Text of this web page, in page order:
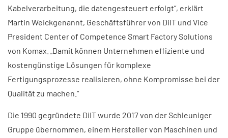
Kabelverarbeitung, die datengesteuert erfolgt“, erklärt
Martin Weickgenannt, Geschäftsführer von DiIT und Vice
President Center of Competence Smart Factory Solutions
von Komax. „Damit können Unternehmen effiziente und
kostengünstige Lösungen für komplexe
Fertigungsprozesse realisieren, ohne Kompromisse bei der
Qualität zu machen.“
Die 1990 gegründete DiIT wurde 2017 von der Schleuniger
Gruppe übernommen, einem Hersteller von Maschinen und